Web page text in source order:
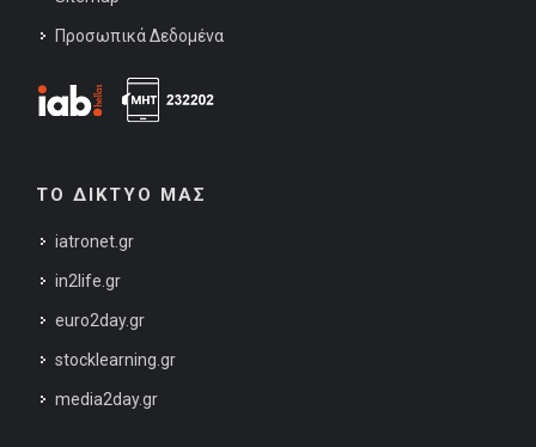
Προσωπικά Δεδομένα
ΤΟ ΔΙΚΤΥΟ ΜΑΣ
iatronet.gr
in2life.gr
euro2day.gr
stocklearning.gr
media2day.gr